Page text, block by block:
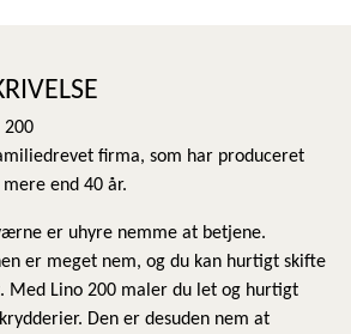
200
firma, som har produceret
end 40 år.
er uhyre nemme at betjene.
er meget nem, og du kan hurtigt skifte
Lino 200 maler du let og hurtigt
Den er desuden nem at